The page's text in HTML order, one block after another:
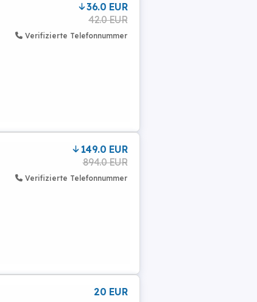
36.0 EUR
42.0 EUR
Verifizierte Telefonnummer
149.0 EUR
894.0 EUR
Verifizierte Telefonnummer
20 EUR